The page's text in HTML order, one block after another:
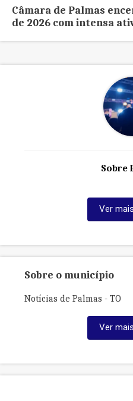
Câmara de Palmas
de 2026 com intensa
Sobre
Ver
Sobre o município
Notícias de Palmas - TO
Ver